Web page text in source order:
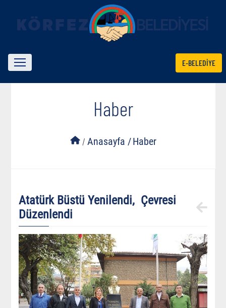
E-BELEDİYE
Haber
/ Anasayfa /Haber
Atatürk Büstü Yenilendi, Çevresi
Düzenlendi